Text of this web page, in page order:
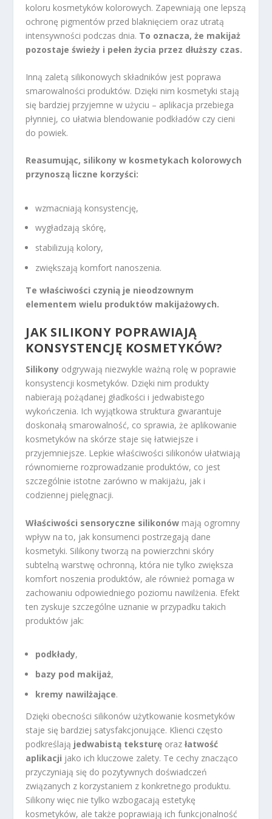
koloru kosmetyków kolorowych. Zapewniają one lepszą
ochronę pigmentów przed blaknięciem oraz utratą
intensywności podczas dnia. To oznacza, że makijaż
pozostaje świeży i pełen życia przez dłuższy czas.
Inną zaletą silikonowych składników jest poprawa
smarowalności produktów. Dzięki nim kosmetyki stają
się bardziej przyjemne w użyciu – aplikacja przebiega
płynniej, co ułatwia blendowanie podkładów czy cieni
do powiek.
Reasumując, silikony w kosmetykach kolorowych
przynoszą liczne korzyści:
wzmacniają konsystencję,
wygładzają skórę,
stabilizują kolory,
zwiększają komfort nanoszenia.
Te właściwości czynią je nieodzownym
elementem wielu produktów makijażowych.
JAK SILIKONY POPRAWIAJĄ
KONSYSTENCJĘ KOSMETYKÓW?
Silikony odgrywają niezwykle ważną rolę w poprawie
konsystencji kosmetyków. Dzięki nim produkty
nabierają pożądanej gładkości i jedwabistego
wykończenia. Ich wyjątkowa struktura gwarantuje
doskonałą smarowalność, co sprawia, że aplikowanie
kosmetyków na skórze staje się łatwiejsze i
przyjemniejsze. Lepkie właściwości silikonów ułatwiają
równomierne rozprowadzanie produktów, co jest
szczególnie istotne zarówno w makijażu, jak i
codziennej pielęgnacji.
Właściwości sensoryczne silikonów mają ogromny
wpływ na to, jak konsumenci postrzegają dane
kosmetyki. Silikony tworzą na powierzchni skóry
subtelną warstwę ochronną, która nie tylko zwiększa
komfort noszenia produktów, ale również pomaga w
zachowaniu odpowiedniego poziomu nawilżenia. Efekt
ten zyskuje szczególne uznanie w przypadku takich
produktów jak:
podkłady,
bazy pod makijaż,
kremy nawilżające.
Dzięki obecności silikonów użytkowanie kosmetyków
staje się bardziej satysfakcjonujące. Klienci często
podkreślają jedwabistą teksturę orazłatwość
aplikacji jako ich kluczowe zalety. Te cechy znacząco
przyczyniają się do pozytywnych doświadczeń
związanych z korzystaniem z konkretnego produktu.
Silikony więc nie tylko wzbogacają estetykę
kosmetyków, ale także poprawiają ich funkcjonalność